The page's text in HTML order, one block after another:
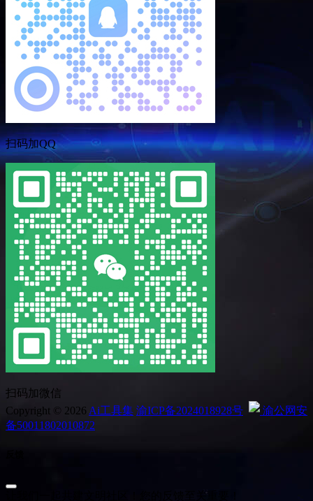
扫码加QQ
扫码加微信
Copyright © 2026 Ai工具集 渝ICP备2024018928号
渝公网安
备50011802010872
让我们一起共建文明社区！您的反馈至关重要！